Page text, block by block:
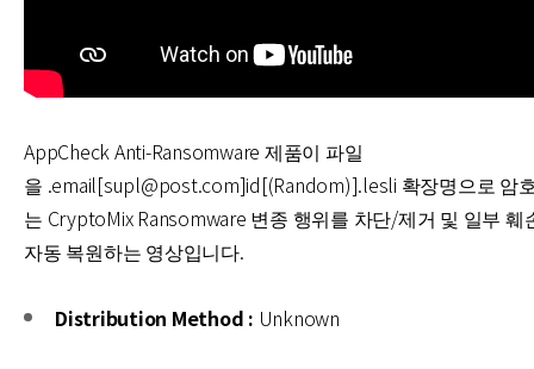
AppCheck Anti-Ransomware 제품이 파일
을 .email[supl@post.com]id[(Random)].lesli 확장명으로 암
는 CryptoMix Ransomware 변종 행위를 차단/제거 및 일부 훼
자동 복원하는 영상입니다.
Distribution Method : Unknown